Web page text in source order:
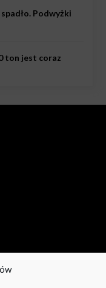
Podwyżki
ton jest coraz